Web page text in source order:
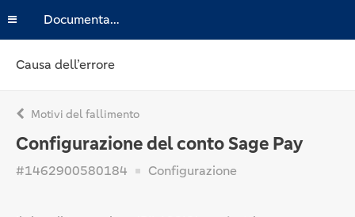
Documentazione
Causa dell’errore
Motivi del fallimento
Configurazione del conto Sage Pay
#1462900580184 Configurazione